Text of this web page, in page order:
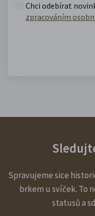
Chci odebírat
zpracováním
Spravujeme sice
brkem u svíček. To
statusů a